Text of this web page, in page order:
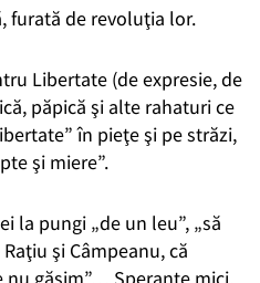
furată de revoluţia lor.
Libertate (de expresie, de
păpică şi alte rahaturi ce
în pieţe şi pe străzi,
şi miere”.
la pungi „de un leu”, „să
şi Câmpeanu, că
găsim”… Speranţe mici,